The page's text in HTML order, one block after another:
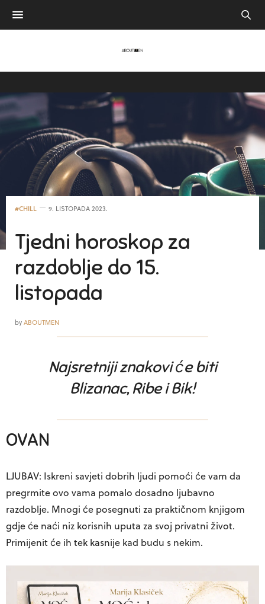
#CHILL 9. LISTOPADA 2023.
Tjedni horoskop za
razdoblje do 15.
listopada
byABOUTMEN
Najsretniji znakovi će biti
Blizanac, Ribe i Bik!
OVAN
LJUBAV: Iskreni savjeti dobrih ljudi pomoći će vam da
pregrmite ovo vama pomalo dosadno ljubavno
razdoblje. Mnogi će posegnuti za praktičnom knjigom
gdje će naći niz korisnih uputa za svoj privatni život.
Primijenit će ih tek kasnije kad budu s nekim.